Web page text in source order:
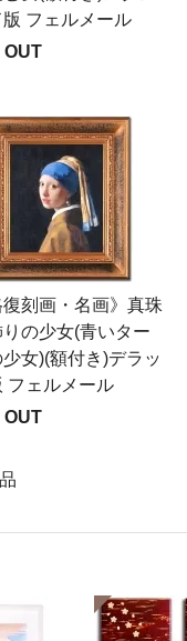
版 フェルメール
OUT
復刻画・名画》真珠
の少女(青いター
女)(額付き)デラッ
フェルメール
OUT